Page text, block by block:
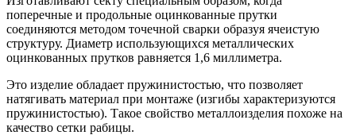
поперечные и продольные оцинкованные прутки
соединяются методом точечной сварки образуя ячеистую
структуру. Диаметр использующихся металлических
оцинкованных прутков равняется 1,6 миллиметра.
Это изделие обладает пружинистостью, что позволяет
натягивать материал при монтаже (изгибы характеризуются
пружинистостью). Такое свойство металлоизделия похоже на
качество сетки рабицы.